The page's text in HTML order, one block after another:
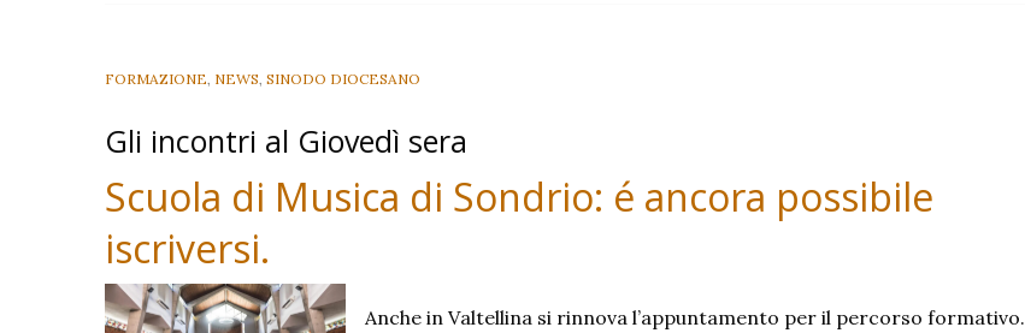
FORMAZIONE NEWS SINODO DIOCESANO
Gli incontri al Giovedì sera
Scuola di Musica di Sondrio: é ancora possibile
iscriversi.
Anche in Valtellina si rinnova l’appuntamento per il percorso formativo.